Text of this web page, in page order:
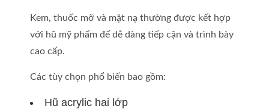
Kem, thuốc mỡ và mặt nạ thường được kết hợp
với hũ mỹ phẩm để dễ dàng tiếp cận và trình bày
cao cấp.
Các tùy chọn phổ biến bao gồm:
Hũ acrylic hai lớp